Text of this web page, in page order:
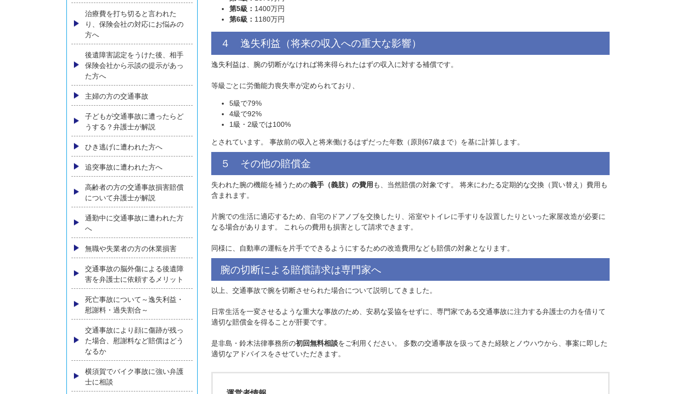
３ 腕の切断で請求できる後遺障害慰謝料（弁護士基準による）
弁護士基準での後遺障害慰謝料の相場は以下の通りです。
第1級： 2800万円
第2級：2370万円
第5級：1400万円
４ 逸失利益（将来の収入への重大な影響）
逸失利益は、腕の切断がなければ将来得られたはずの収入に対する補償です。
等級ごとに労働能力喪失率が定められており、
5級で79%
1級・2級では100%
５ その他の賠償金
失われた腕の機能を補うための義手（義肢）の費用も、当然賠償の対象です。 将来にわたる定期的な交換（買い替え）費用も
含まれます。
片腕での生活に適応するため、自宅のドアノブを交換したり、浴室やトイレに手すりを設置したりといった家屋改造が必要に
なる場合があります。 これらの費用も損害として請求できます。
同様に、自動車の運転を片手でできるようにするための改造費用なども賠償の対象となります。
腕の切断による賠償請求は専門家へ
コンテンツメニュー
初めての方へ
弁護士に依頼するかどうかお悩
みの方へ
治療費を打ち切ると言われた
り、保険会社の対応にお悩みの
方へ
後遺障害認定をうけた後、相手
保険会社から示談の提示があっ
主婦の方の交通事故
子どもが交通事故に遭ったらど
うする？弁護士が解説
ひき逃げに遭われた方へ
高齢者の方の交通事故損害賠償
について弁護士が解説
通勤中に交通事故に遭われた方
へ
無職や失業者の方の休業損害
交通事故の脳外傷による後遺障
害を弁護士に依頼するメリット